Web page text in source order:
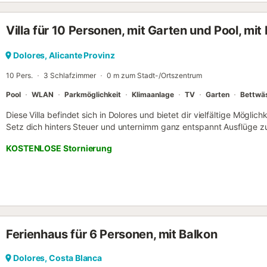
Bettwäsche, ein Bügeleisen/Bügelbrett, Heizung und eine
Villa für 10 Personen, mit Garten und Pool, mit
Dolores, Alicante Provinz
10 Pers. 3 Schlafzimmer 0 m zum Stadt-/Ortszentrum
Pool WLAN Parkmöglichkeit Klimaanlage TV Garten
Diese Villa befindet sich in Dolores und bietet dir vielfältige
Setz dich hinters Steuer und unternimm ganz entspannt Ausflüge
Autominuten) – praktische Parkplätze auf dem Gelände der
Gemeinschaftspool oder trink etwas im Garten dieser Villa.
du genug Zeit an der frischen Luft verbracht hast, gibt es auch
Schlafzimmer, 2 Badezimmer, ein Kamin und Klimaanlage. Einer
eine Wäscherei vor Ort ermöglicht es dir, auch mit etwas weniger
KOSTENLOSE Stornierung
Ferienhaus für 6 Personen, mit Balkon
Dolores, Costa Blanca